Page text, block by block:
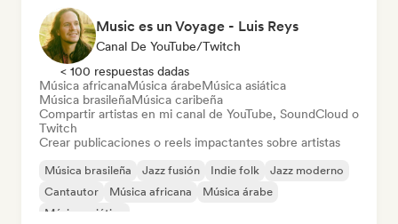
Music es un Voyage - Luis Reys
Canal De YouTube/Twitch
< 100 respuestas dadas
Música africanaMúsica árabeMúsica asiática
Música brasileñaMúsica caribeña
Compartir artistas en mi canal de YouTube, SoundCloud o
Twitch
Crear publicaciones o reels impactantes sobre artistas
Música brasileña Jazz fusión Indie folk
Jazz moderno
Cantautor
Música africana
Música árabe
Música asiática